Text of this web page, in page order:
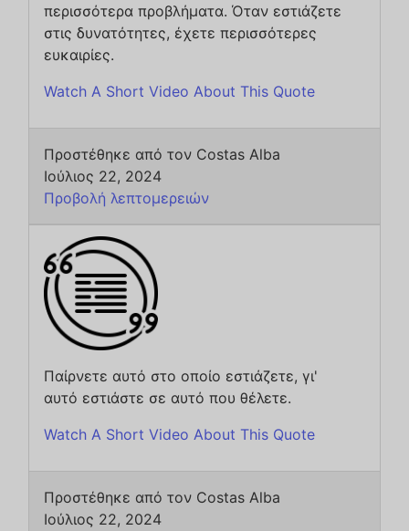
περισσότερα προβλήματα. Όταν εστιάζετε
στις δυνατότητες, έχετε περισσότερες
ευκαιρίες.
Watch A Short Video About This Quote
Προστέθηκε από τον Costas Alba
Ιούλιος 22, 2024
Προβολή λεπτομερειών
Παίρνετε αυτό στο οποίο εστιάζετε, γι'
αυτό εστιάστε σε αυτό που θέλετε.
Watch A Short Video About This Quote
Προστέθηκε από τον Costas Alba
Ιούλιος 22, 2024